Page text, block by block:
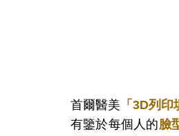
首爾醫美 「 3D列印
有鑒於每個人的臉